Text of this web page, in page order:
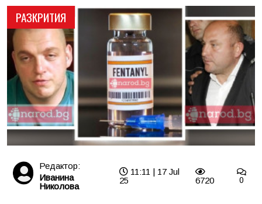
РАЗКРИТИЯ
Редактор:
Иванина
Николова
11:11 | 17 Jul
25
6720 0